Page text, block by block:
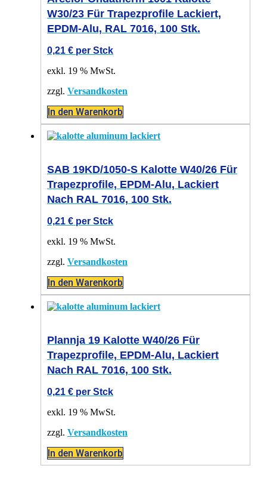
W30/23 Für Trapezprofile Lackiert,
EPDM-Alu, RAL 7016, 100 Stk.
0,21 € per Stck
exkl. 19 % MwSt.
zzgl. Versandkosten
In den Warenkorb
SAB 19KD/1050-S Kalotte W40/26 Für
Trapezprofile, EPDM-Alu, Lackiert
Nach RAL 7016, 100 Stk.
0,21 € per Stck
exkl. 19 % MwSt.
zzgl. Versandkosten
In den Warenkorb
Plannja 19 Kalotte W40/26 Für
Trapezprofile, EPDM-Alu, Lackiert
Nach RAL 7016, 100 Stk.
0,21 € per Stck
exkl. 19 % MwSt.
zzgl. Versandkosten
In den Warenkorb